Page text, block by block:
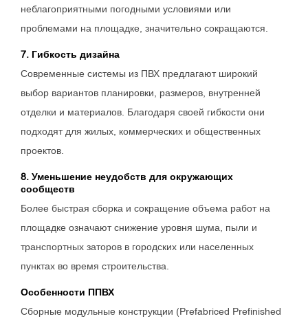
неблагоприятными погодными условиями или
проблемами на площадке, значительно сокращаются.
7. Гибкость дизайна
Современные системы из ПВХ предлагают широкий
выбор вариантов планировки, размеров, внутренней
отделки и материалов. Благодаря своей гибкости они
подходят для жилых, коммерческих и общественных
проектов.
8. Уменьшение неудобств для окружающих
сообществ
Более быстрая сборка и сокращение объема работ на
площадке означают снижение уровня шума, пыли и
транспортных заторов в городских или населенных
пунктах во время строительства.
Особенности ППВХ
Сборные модульные конструкции (Prefabriced Prefinished